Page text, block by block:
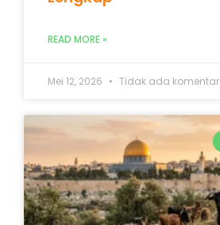
READ MORE »
Mei 12, 2026 Tidak ada komentar